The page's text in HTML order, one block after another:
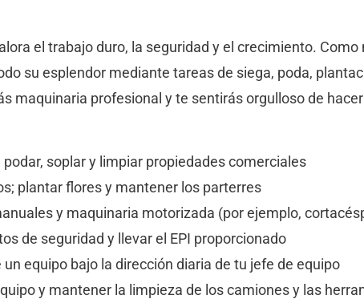
el trabajo duro, la seguridad y el crecimiento.
su esplendor mediante tareas de siega, poda,
maquinaria profesional y te sentirás orgulloso de
podar, soplar y limpiar propiedades comerciales
plantar flores y mantener los parterres
y maquinaria motorizada (por ejemplo,
de seguridad y llevar el EPI proporcionado
un equipo bajo la dirección diaria de tu jefe de equipo
y mantener la limpieza de los camiones y las